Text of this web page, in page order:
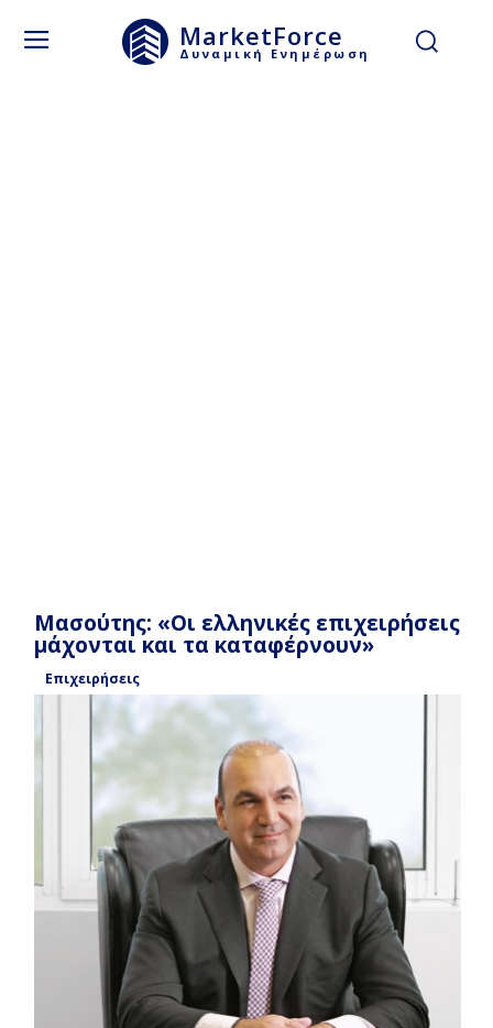
MarketForce
Δυναμική Ενημέρωση
Μασούτης: «Οι ελληνικές επιχειρήσεις
μάχονται και τα καταφέρνουν»
Επιχειρήσεις